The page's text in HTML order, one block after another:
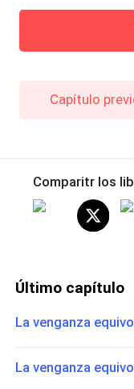
Capítulo
Comparitr los
Último capítulo
La venganza
La venganza